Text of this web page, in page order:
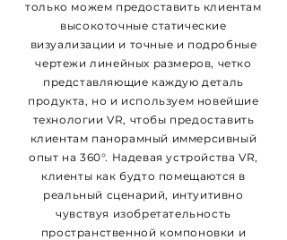
только можем предоставить клиентам
высокоточные статические
визуализации и точные и подробные
чертежи линейных размеров, четко
представляющие каждую деталь
продукта, но и используем новейшие
технологии VR, чтобы предоставить
клиентам панорамный иммерсивный
опыт на 360°. Надевая устройства VR,
клиенты как будто помещаются в
реальный сценарий, интуитивно
чувствуя изобретательность
пространственной компоновки и